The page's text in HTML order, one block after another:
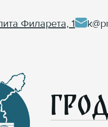
Филарета, 1